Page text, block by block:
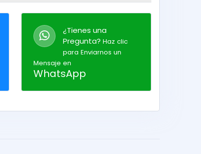
¿Tienes una
Pregunta? Haz clic
para Enviarnos un
Mensaje en
WhatsApp